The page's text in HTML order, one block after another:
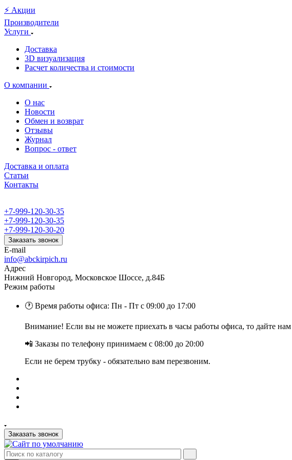
⚡️ Акции
Производители
Услуги
Доставка
3D визуализация
Расчет количества и стоимости
О компании
О нас
Новости
Обмен и возврат
Отзывы
Журнал
Вопрос - ответ
Доставка и оплата
Статьи
Контакты
+7-999-120-30-35
+7-999-120-30-35
+7-999-120-30-20
Заказать звонок
E-mail
info@abckirpich.ru
Адрес
Нижний Новгород, Московское Шоссе, д.84Б
Режим работы
🕐 Время работы офиса: Пн - Пт с 09:00 до 17:00
Внимание! Если вы не можете приехать в часы работы офиса, то дайте
📲 Заказы по телефону принимаем с 08:00 до 20:00
Если не берем трубку - обязательно вам перезвоним.
Заказать звонок